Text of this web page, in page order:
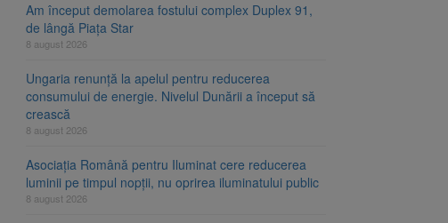
Am început demolarea fostului complex Duplex 91,
de lângă Piața Star
8 august 2026
Ungaria renunță la apelul pentru reducerea
consumului de energie. Nivelul Dunării a început să
crească
8 august 2026
Asociația Română pentru Iluminat cere reducerea
luminii pe timpul nopții, nu oprirea iluminatului public
8 august 2026